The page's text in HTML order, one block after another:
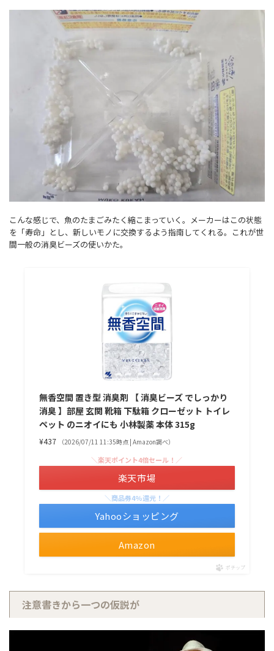
こんな感じで、魚のたまごみたく縮こまっていく。メーカーはこの状態
を「寿命」とし、新しいモノに交換するよう指南してくれる。これが世
間一般の消臭ビーズの使いかた。
無香空間 置き型 消臭剤 【 消臭ビーズ でしっかり
消臭 】部屋 玄関 靴箱 下駄箱 クローゼット トイレ
ペット のニオイにも 小林製薬 本体 315g
¥437 （2026/07/11 11:35時点 | Amazon調べ）
Amazon
＼楽天ポイント4倍セール！／
楽天市場
＼商品券4%還元！／
Yahooショッピング
ポチップ
注意書きから一つの仮説が